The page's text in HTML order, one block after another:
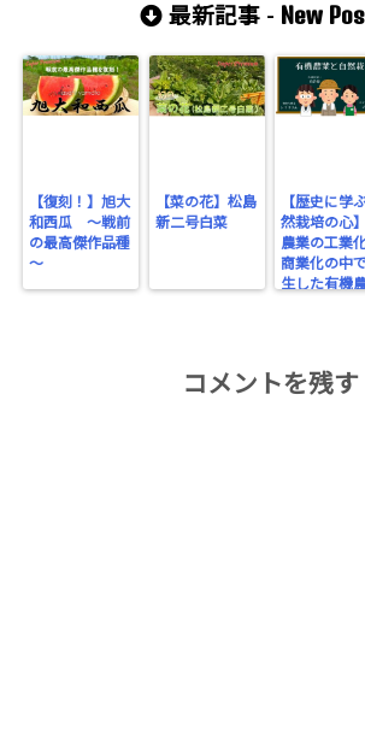
最新記事 - New
【復刻！】旭大
和西瓜 ～戦前
の最高傑作品種
～
【菜の花】松島
新二号白菜
【歴史に学
然栽培の心
農業の工業
商業化の中
生した有機
コメントを残す